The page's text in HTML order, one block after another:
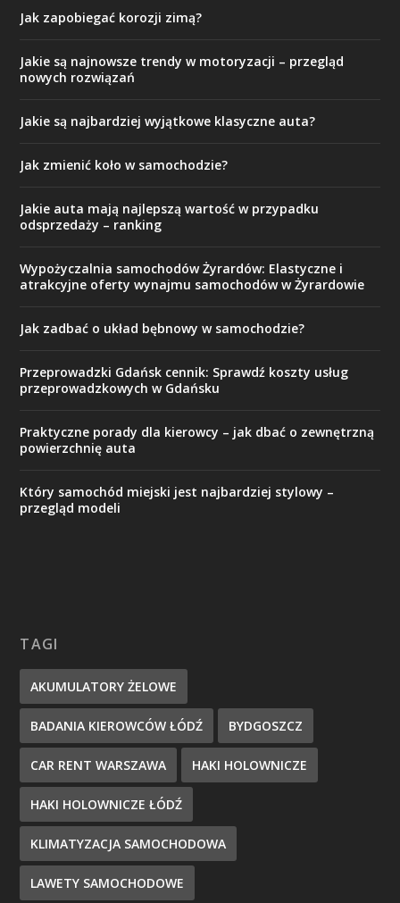
Jak zapobiegać korozji zimą?
Jakie są najnowsze trendy w motoryzacji – przegląd
nowych rozwiązań
Jakie są najbardziej wyjątkowe klasyczne auta?
Jak zmienić koło w samochodzie?
Jakie auta mają najlepszą wartość w przypadku
odsprzedaży – ranking
Wypożyczalnia samochodów Żyrardów: Elastyczne i
atrakcyjne oferty wynajmu samochodów w Żyrardowie
Jak zadbać o układ bębnowy w samochodzie?
Przeprowadzki Gdańsk cennik: Sprawdź koszty usług
przeprowadzkowych w Gdańsku
Praktyczne porady dla kierowcy – jak dbać o zewnętrzną
powierzchnię auta
Który samochód miejski jest najbardziej stylowy –
przegląd modeli
TAGI
AKUMULATORY ŻELOWE
BADANIA KIEROWCÓW ŁÓDŹ BYDGOSZCZ
CAR RENT WARSZAWA HAKI HOLOWNICZE
HAKI HOLOWNICZE ŁÓDŹ
KLIMATYZACJA SAMOCHODOWA
LAWETY SAMOCHODOWE